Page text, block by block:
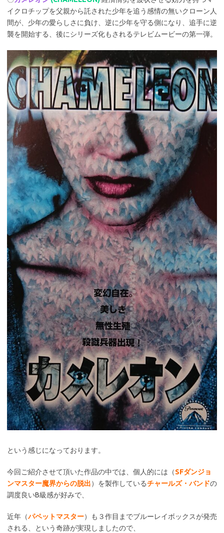
イクロチップを父親から託された少年を追う感情の無いクローン人
間が、少年の愛らしさに負け、逆に少年を守る側になり、追手に逆
襲を開始する、後にシリーズ化もされるテレビムービーの第一弾。
という感じになっております。
今回ご紹介させて頂いた作品の中では、個人的には（SFダンジョ
ンマスター魔界からの脱出）を製作しているチャールズ・バンドの
調度良いB級感が好みで、
近年（パペットマスター）も３作目までブルーレイボックスが発売
される、という奇跡が実現しましたので、